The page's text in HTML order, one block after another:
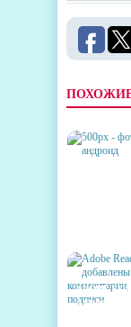
ADOBE
ANDROID: